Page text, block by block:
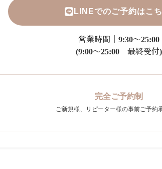
LINEでのご予約はこ
営業時間｜9:30～25:00
(9:00～25:00 最終受付)
完全ご予約制
ご新規様、リピーター様の事前ご予約